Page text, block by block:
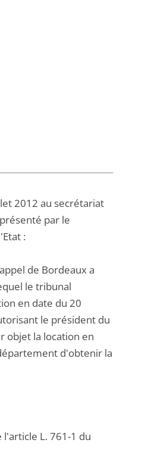
2012 au secrétariat
par le
:
de Bordeaux a
le tribunal
en date du 20
le président du
objet la location en
d'obtenir la
L. 761-1 du